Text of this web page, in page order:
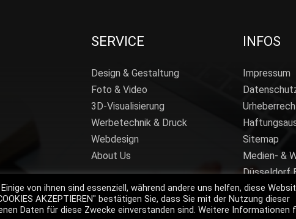
SERVICE
Design & Gestaltung
Foto & Video
3D-Visualisierung
Werbetechnik & Druck
Webdesign
About Us
INFOS
Impressum
Sitemap
Medien- &
Düsseldorf
von ihnen sind essenziell, während andere uns helfen, diese
AKZEPTIEREN" bestätigen Sie, dass Sie mit der Nutzung dieser
Daten für diese Zwecke einverstanden sind. Weitere Informationen